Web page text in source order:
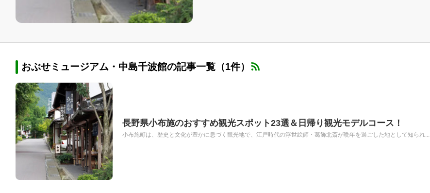
おぶせミュージアム・中島千波館の記事一覧（1件）
長野県小布施のおすすめ観光スポット23選＆日帰り観光モデルコース！
小布施町は、歴史と文化が豊かに息づく観光地で、江戸時代の浮世絵師・葛飾北斎が晩年を過ごした地として知られ...